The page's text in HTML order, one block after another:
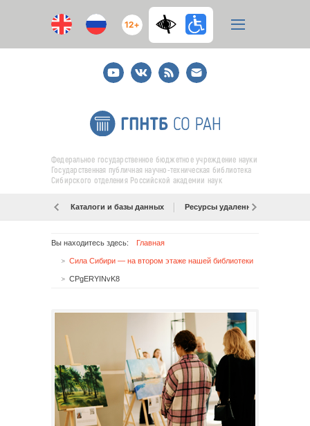
12+
YoutubeВКонтакте
RSS
E-
mail
подписка
Федеральное государственное бюджетное учреждение науки
Государственная публичная научно-техническая библиотека
Сибирского отделения Российской академии наук
Каталоги и базы данных Ресурсы удаленного доступа
Вы находитесь здесь: Главная
Сила Сибири — на втором этаже нашей библиотеки
CPgERYINvK8